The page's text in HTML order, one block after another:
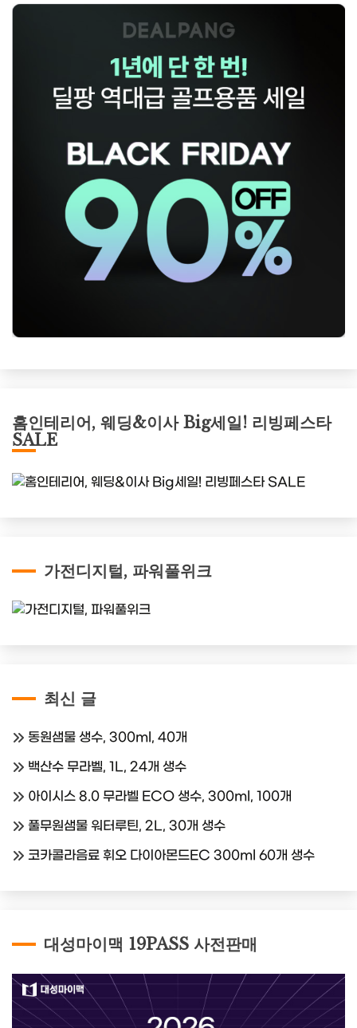
홈인테리어, 웨딩&이사 Big세일! 리빙페스타
SALE
가전디지털, 파워풀위크
최신 글
동원샘물 생수, 300ml, 40개
백산수 무라벨, 1L, 24개 생수
아이시스 8.0 무라벨 ECO 생수, 300ml, 100개
풀무원샘물 워터루틴, 2L, 30개 생수
코카콜라음료 휘오 다이아몬드EC 300ml 60개 생수
대성마이맥 19PASS 사전판매